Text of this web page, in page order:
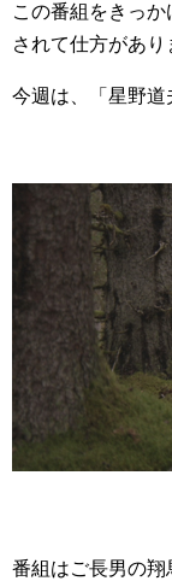
この番組をきっ
されて仕方があり
今週は、「星野道
番組はご長男の翔